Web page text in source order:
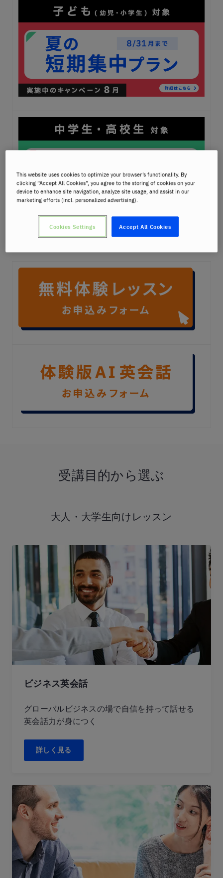
受講目的から選ぶ
大人・大学生向けレッスン
ビジネス英会話
グローバルビジネスの場で自信を持って話せる
英会話力が身につく
詳しく見る
This website uses cookies to optimize your browser’s functionality. By
clicking “Accept All Cookies”, you agree to the storing of cookies on your
device to enhance site navigation, analyze site usage, and assist in our
marketing efforts (incl. personalized advertising).
Accept All Cookies
Cookies Settings